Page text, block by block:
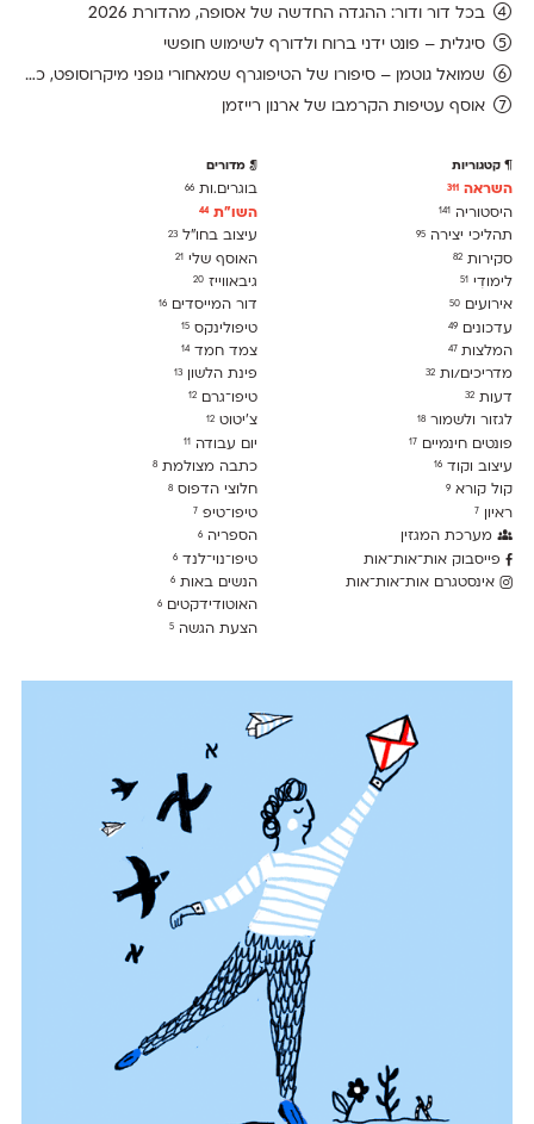
בכל דור ודור: ההגדה החדשה של אסופה, מהדורת 2026
סיגלית – פונט ידני ברוח ולדורף לשימוש חופשי
שמואל גוטמן – סיפורו של הטיפוגרף שמאחורי גופני מיקרוסופט, כפי שנחשף בארכיון של נינתו
אוסף עטיפות הקרמבו של ארנון רייזמן
קטגוריות
השראה 311
היסטוריה 141
תהליכי יצירה 95
סקירות 82
לימודִי 51
אירועים 50
עדכונים 49
המלצות47
מדריכים/ות 32
דעות 32
לגזור ולשמור 18
פונטים חינמיים 17
עיצוב וקוד 16
קול קורא 9
ראיון 7
מערכת המגזין
פייסבוק אות־אות־אות
אינסטגרם אות־אות־אות
מדורים
בוגרים.ות66
השו״ת44
עיצוב בחו"ל23
האוסף שלי21
גיבאווייז20
דור המייסדים16
טיפולינקס15
צמד חמד14
פינת הלשון13
טיפו־גרם12
צ׳יטוט12
יום עבודה11
כתבה מצולמת8
חלוצי הדפוס8
טיפו־טיפ7
הספריה6
טיפו־נוי־לנד6
הנשים באות6
האוטודידקטים6
הצעת הגשה5